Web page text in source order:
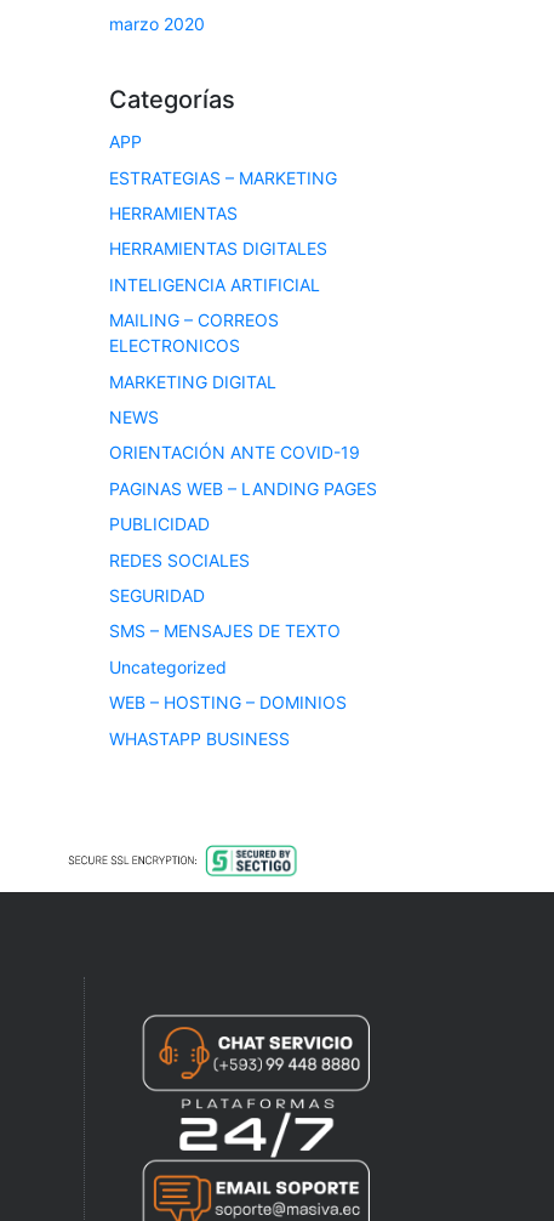
marzo 2020
Categorías
APP
ESTRATEGIAS – MARKETING
HERRAMIENTAS
HERRAMIENTAS DIGITALES
INTELIGENCIA ARTIFICIAL
MAILING – CORREOS
ELECTRONICOS
MARKETING DIGITAL
NEWS
ORIENTACIÓN ANTE COVID-19
PAGINAS WEB – LANDING PAGES
PUBLICIDAD
REDES SOCIALES
SEGURIDAD
SMS – MENSAJES DE TEXTO
Uncategorized
WEB – HOSTING – DOMINIOS
WHASTAPP BUSINESS